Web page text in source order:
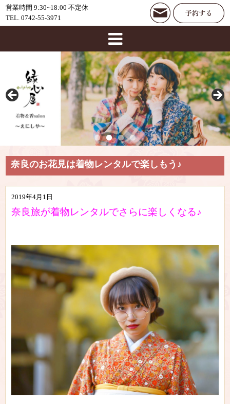
営業時間 9:30~18:00 不定休
TEL. 0742-55-3971
奈良のお花見は着物レンタルで楽しもう♪
2019年4月1日
奈良旅が着物レンタルでさらに楽しくなる♪